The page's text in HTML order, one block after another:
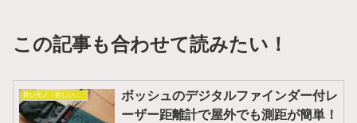
この記事も合わせて読みたい！
良いモノ・欲しいモノ
ボッシュのデジタルファインダー付レ
ーザー距離計で屋外でも測距が簡単！